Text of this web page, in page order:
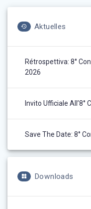
Aktuelles
Rétrospettiva: 8°
2026
Invito Ufficiale All’8°
Save The Date: 8°
Downloads